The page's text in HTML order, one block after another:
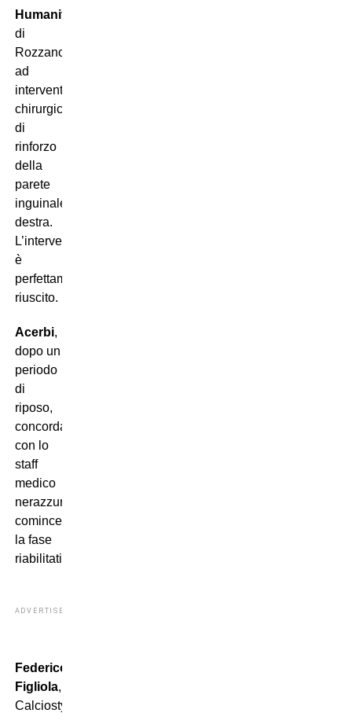
Humanitas
di
Rozzano,
ad
intervento
chirurgico
di
rinforzo
della
parete
inguinale
destra.
L’intervento
è
perfettamente
riuscito.
Acerbi,
dopo un
periodo
di
riposo,
concordato
con lo
staff
medico
nerazzurro,
comincerà
la fase
riabilitativa.”
ADVERTISEMENT
Federico
Figliola,
Calciostyle